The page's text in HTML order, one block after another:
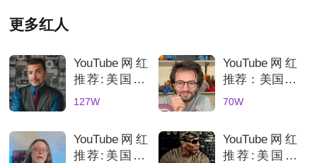
更多红人
YouTube网红
推荐:美国3C
科技数码测评
127W
YouTube网红
推荐：美国70
万粉丝3D打
评测账号解析
70W
YouTube网红
推荐:美国3D
YouTube网红
推荐:美国科